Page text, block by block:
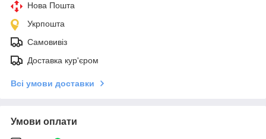
Нова Пошта
Укрпошта
Самовивіз
Доставка кур'єром
Всі умови доставки
Умови оплати